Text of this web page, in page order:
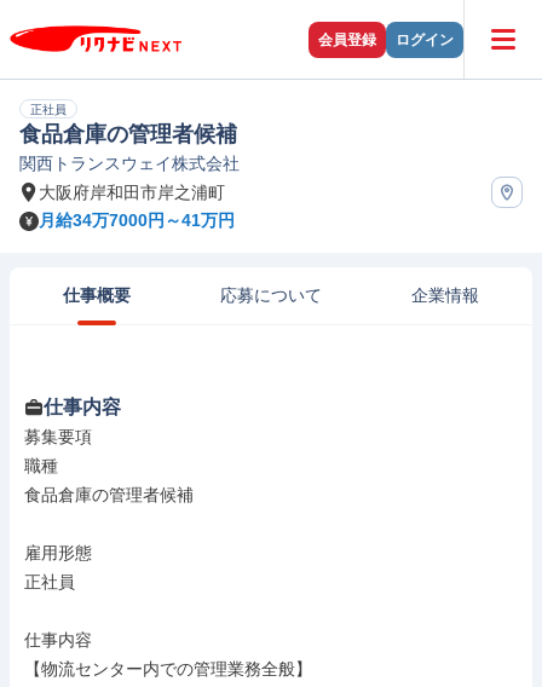
会員登録 ログイン
正社員
食品倉庫の管理者候補
関西トランスウェイ株式会社
大阪府岸和田市岸之浦町
月給34万7000円～41万円
仕事概要 応募について 企業情報
仕事内容
募集要項
職種
食品倉庫の管理者候補
雇用形態
正社員
仕事内容
【物流センター内での管理業務全般】